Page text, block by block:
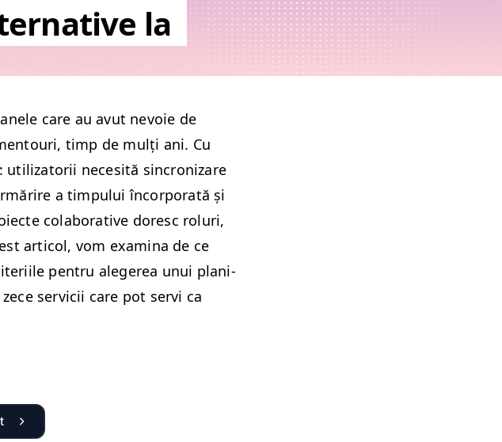
la
care au avut nevoie de
timp de mulți ani. Cu
uti­liza­torii nece­sită sin­cronizare
a tim­pu­lui încor­po­rată și
colab­o­ra­tive doresc roluri,
arti­col, vom exam­i­na de ce
pen­tru alegerea unui plan­i­
ser­vicii care pot servi ca